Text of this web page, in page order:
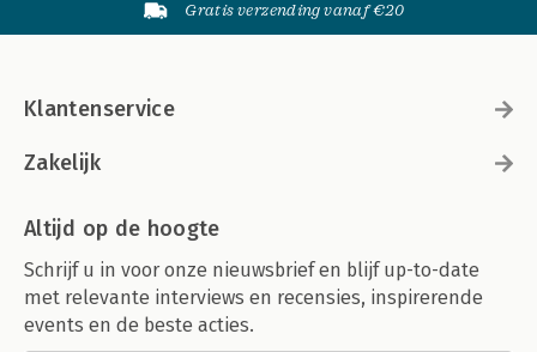
Gratis verzending vanaf €20
Klantenservice
Zakelijk
Altijd op de hoogte
Schrijf u in voor onze nieuwsbrief en blijf up-to-date
met relevante interviews en recensies, inspirerende
events en de beste acties.